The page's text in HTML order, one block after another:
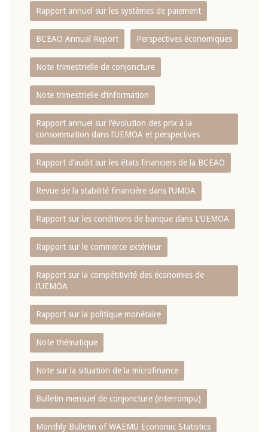
Rapport annuel sur les systèmes de paiement
BCEAO Annual Report Perspectives économiques
Note trimestrielle de conjoncture
Note trimestrielle d‘information
Rapport annuel sur l‘évolution des prix à la
consommation dans l‘UEMOA et perspectives
Rapport d‘audit sur les états financiers de la BCEAO
Revue de la stabilité financière dans l‘UMOA
Rapport sur les conditions de banque dans L‘UEMOA
Rapport sur le commerce extérieur
Rapport sur la compétitivité des économies de
l‘UEMOA
Rapport sur la politique monétaire
Note thématique
Note sur la situation de la microfinance
Bulletin mensuel de conjoncture (interrompu)
Monthly Bulletin of WAEMU Economic Statistics